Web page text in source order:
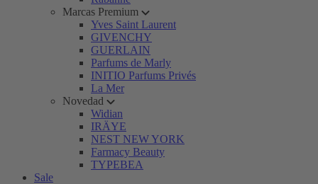
Marcas Premium
Yves Saint Laurent
GIVENCHY
GUERLAIN
Parfums de Marly
INITIO Parfums Privés
La Mer
Novedad
Widian
IRÄYE
NEST NEW YORK
Farmacy Beauty
TYPEBEA
Sale